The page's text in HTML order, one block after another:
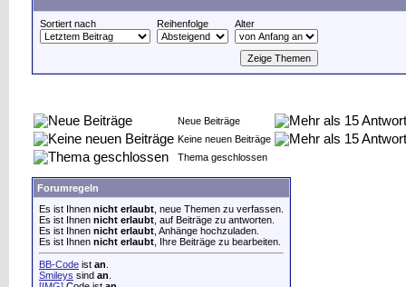
Sortiert nach Reihenfolge Alter
Neue Beiträge
Keine neuen Beiträge
Thema geschlossen
Forumregeln
Es ist Ihnen nicht erlaubt , neue Themen zu verfassen.
Es ist Ihnen nicht erlaubt , auf Beiträge zu antworten.
Es ist Ihnen nicht erlaubt , Anhänge hochzuladen.
Es ist Ihnen nicht erlaubt , Ihre Beiträge zu bearbeiten.
BB-Code ist an
Smileys sind an